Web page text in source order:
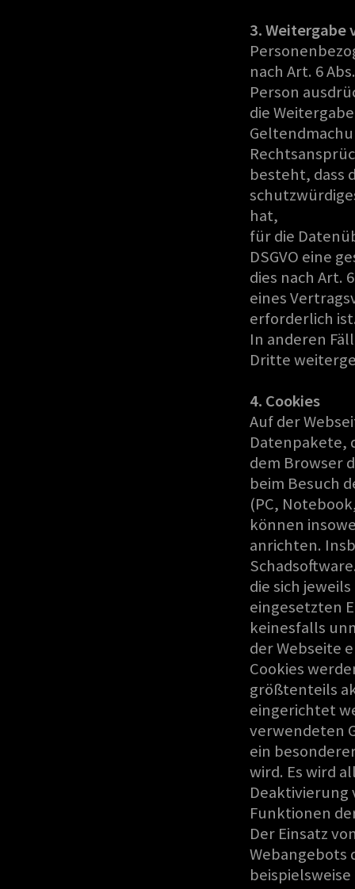
3. Weitergabe
nach Art. 6
Person
die
besteht, dass
hat,
für die
DSGVO eine
dies nach Art.
eines
erforderlich
In anderen
Dritte
4. Cookies
Auf der
Datenpakete,
dem Browser
beim Besuch
(PC,
können
anrichten.
die sich
eingesetzten
keinesfalls
der Webseite
Cookies
größtenteils
eingerichtet
verwendeten
ein
wird. Es wird
Deaktivierung
Funktionen
Der Einsatz
Webangebots